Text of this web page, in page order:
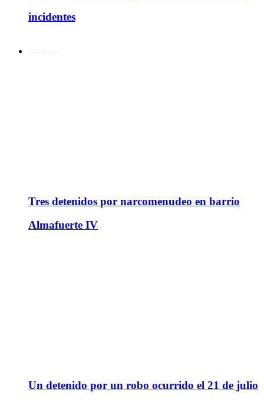
incidentes
Tres detenidos por narcomenudeo en barrio
Almafuerte IV
Un detenido por un robo ocurrido el 21 de julio